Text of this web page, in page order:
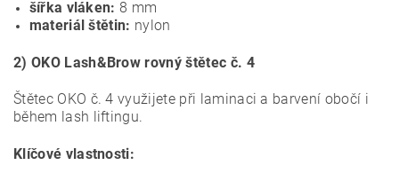
šířka vláken: 8 mm
materiál štětin: nylon
2) OKO Lash&Brow rovný štětec č. 4
Štětec OKO č. 4 využijete při laminaci a barvení obočí i
během lash liftingu.
Klíčové vlastnosti: